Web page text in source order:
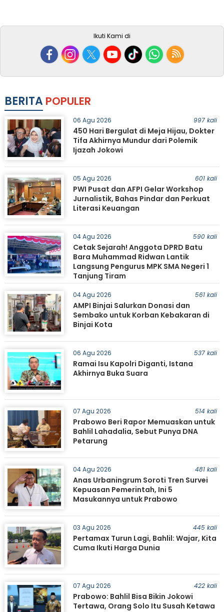
Ikuti Kami di
BERITA POPULER
06 Agu 2026 997 kali
450 Hari Bergulat di Meja Hijau, Dokter
Tifa Akhirnya Mundur dari Polemik
Ijazah Jokowi
05 Agu 2026 601 kali
PWI Pusat dan AFPI Gelar Workshop
Jurnalistik, Bahas Pindar dan Perkuat
Literasi Keuangan
04 Agu 2026 590 kali
Cetak Sejarah! Anggota DPRD Batu
Bara Muhammad Ridwan Lantik
Langsung Pengurus MPK SMA Negeri 1
Tanjung Tiram
04 Agu 2026 561 kali
AMPI Binjai Salurkan Donasi dan
Sembako untuk Korban Kebakaran di
Binjai Kota
06 Agu 2026 537 kali
Ramai Isu Kapolri Diganti, Istana
Akhirnya Buka Suara
07 Agu 2026 514 kali
Prabowo Beri Rapor Memuaskan untuk
Bahlil Lahadalia, Sebut Punya DNA
Petarung
04 Agu 2026 481 kali
Anas Urbaningrum Soroti Tren Survei
Kepuasan Pemerintah, Ini 5
Masukannya untuk Prabowo
03 Agu 2026 445 kali
Pertamax Turun Lagi, Bahlil: Wajar, Kita
Cuma Ikuti Harga Dunia
07 Agu 2026 422 kali
Prabowo: Bahlil Bisa Bikin Jokowi
Tertawa, Orang Solo Itu Susah Ketawa